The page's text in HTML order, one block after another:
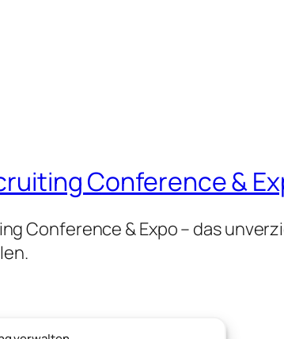
Conference &
Conference & Expo – das